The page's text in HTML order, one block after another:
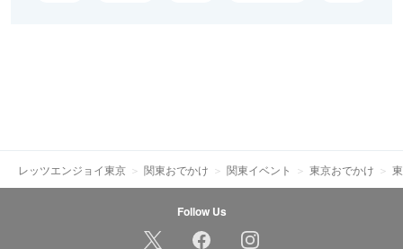
レッツエンジョイ東京 関東おでかけ 関東イベント 東京おでかけ
Follow Us